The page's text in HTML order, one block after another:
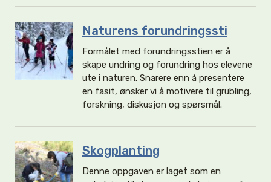
Naturens forundringssti
Formålet med forundringsstien er å
skape undring og forundring hos elevene
ute i naturen. Snarere enn å presentere
en fasit, ønsker vi å motivere til grubling,
forskning, diskusjon og spørsmål.
Skogplanting
Denne oppgaven er laget som en